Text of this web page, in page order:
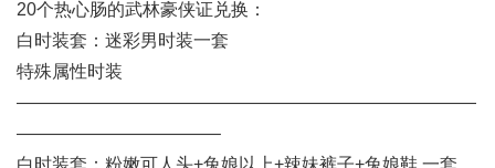
20个热心肠的武林豪侠证兑换：
白时装套：迷彩男时装一套
特殊属性时装
——————————————————————————
———————————–
白时装套：粉嫩可人头+兔娘以上+辣妹裤子+兔娘鞋 一套